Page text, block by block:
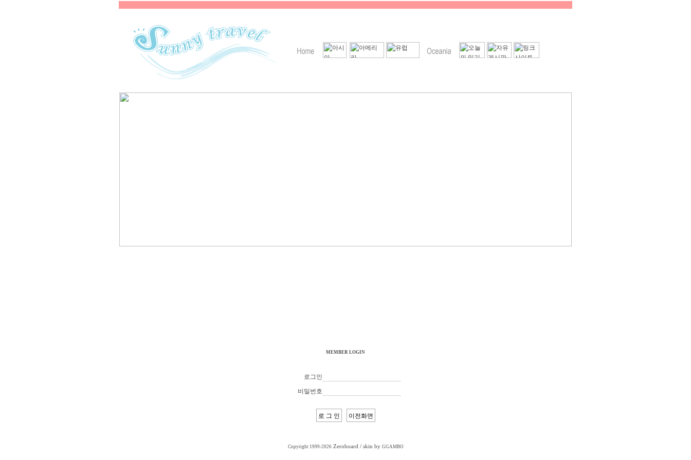
MEMBER LOGIN
로그인
비밀번호
Copyright 1999-2026 Zeroboard / skin by GGAMBO